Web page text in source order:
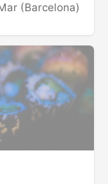
(Barcelona)